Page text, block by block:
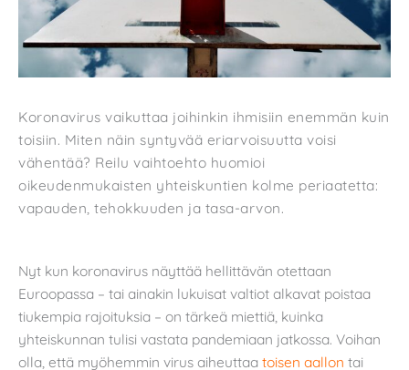
Koronavirus vaikuttaa joihinkin ihmisiin enemmän kuin
toisiin. Miten näin syntyvää eriarvoisuutta voisi
vähentää? Reilu vaihtoehto huomioi
oikeudenmukaisten yhteiskuntien kolme periaatetta:
vapauden, tehokkuuden ja tasa-arvon.
Nyt kun koronavirus näyttää hellittävän otettaan
Euroopassa – tai ainakin lukuisat valtiot alkavat poistaa
tiukempia rajoituksia – on tärkeä miettiä, kuinka
yhteiskunnan tulisi vastata pandemiaan jatkossa. Voihan
olla, että myöhemmin virus aiheuttaa toisen aallon tai